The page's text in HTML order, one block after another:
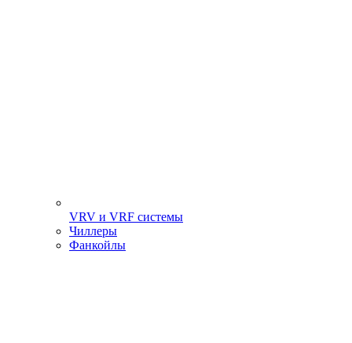
VRV и VRF системы
Чиллеры
Фанкойлы